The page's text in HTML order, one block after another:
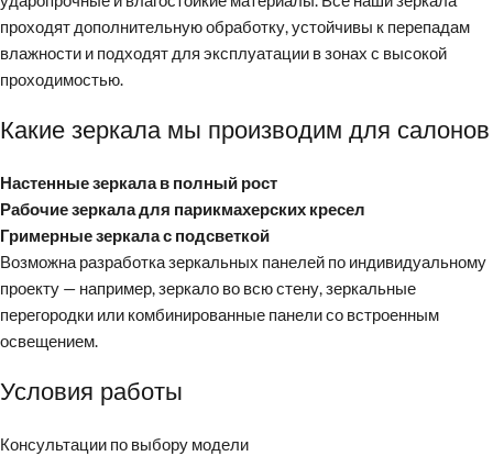
проходят дополнительную обработку, устойчивы к перепадам
влажности и подходят для эксплуатации в зонах с высокой
проходимостью.
Какие зеркала мы производим для салонов
Настенные зеркала в полный рост
Рабочие зеркала для парикмахерских кресел
Гримерные зеркала с подсветкой
Возможна разработка зеркальных панелей по индивидуальному
проекту — например, зеркало во всю стену, зеркальные
перегородки или комбинированные панели со встроенным
освещением.
Условия работы
Консультации по выбору модели